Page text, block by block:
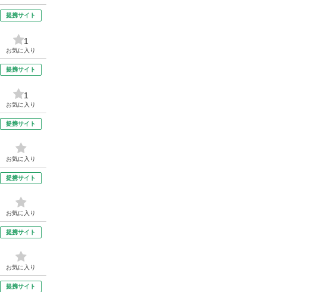
提携サイト
1
お気に入り
提携サイト
1
お気に入り
提携サイト
お気に入り
提携サイト
お気に入り
提携サイト
お気に入り
提携サイト